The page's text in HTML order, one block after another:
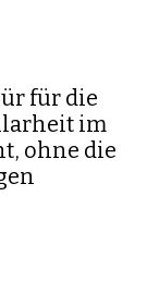
für die
im
ohne die